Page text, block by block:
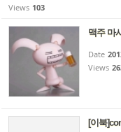
Views 103
맥주 마
Date
Views
[이북